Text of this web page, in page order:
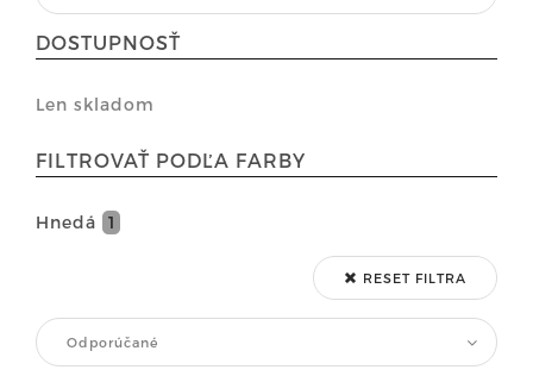
DOSTUPNOSŤ
Len skladom
FILTROVAŤ PODĽA FARBY
Hnedá 1
RESET FILTRA
Odporúčané